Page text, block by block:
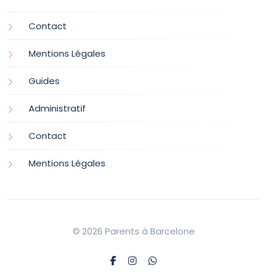
Contact
Mentions Légales
Guides
Administratif
Contact
Mentions Légales
© 2026 Parents à Barcelone